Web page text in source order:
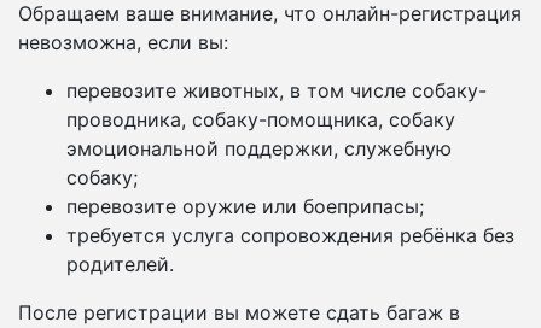
Обращаем ваше внимание, что онлайн-регистрация
невозможна, если вы:
перевозите животных, в том числе собаку-
проводника, собаку-помощника, собаку
эмоциональной поддержки, служебную
собаку;
перевозите оружие или боеприпасы;
требуется услуга сопровождения ребёнка без
родителей.
После регистрации вы можете сдать багаж в